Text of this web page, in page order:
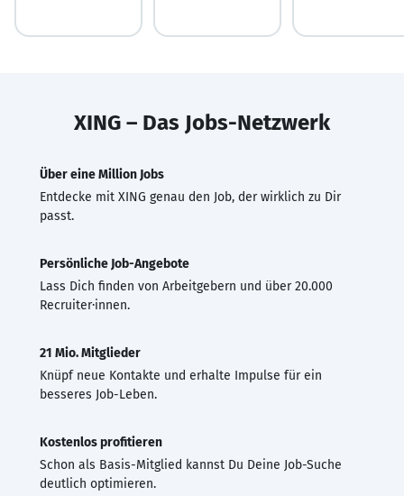
XING – Das Jobs-Netzwerk
Über eine Million Jobs
Entdecke mit XING genau den Job, der wirklich zu Dir
passt.
Persönliche Job-Angebote
Lass Dich finden von Arbeitgebern und über 20.000
Recruiter·innen.
21 Mio. Mitglieder
Knüpf neue Kontakte und erhalte Impulse für ein
besseres Job-Leben.
Kostenlos profitieren
Schon als Basis-Mitglied kannst Du Deine Job-Suche
deutlich optimieren.